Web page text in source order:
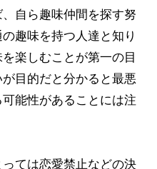
自ら趣味仲間を探す努
趣味を持つ人達と知り
楽しむことが第一の目
目的だと分かると最悪
能性があることには注
ては恋愛禁止などの決